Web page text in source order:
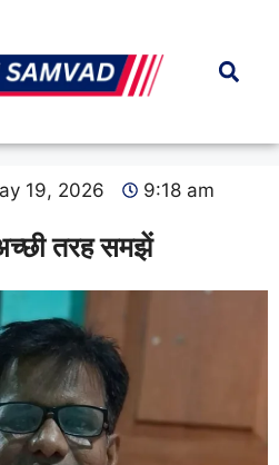
19, 2026 9:18 am
तरह समझें